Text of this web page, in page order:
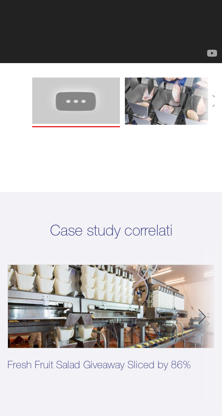
Case study correlati
Fresh Fruit Salad Giveaway Sliced by 86%